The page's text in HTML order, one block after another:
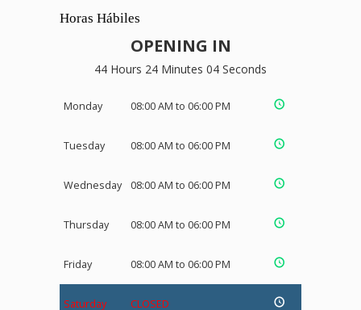
Horas Hábiles
OPENING IN
44 Hours 24 Minutes 03 Seconds
Monday 08:00 AM to 06:00 PM
Tuesday 08:00 AM to 06:00 PM
Wednesday 08:00 AM to 06:00 PM
Thursday 08:00 AM to 06:00 PM
Friday 08:00 AM to 06:00 PM
Saturday CLOSED